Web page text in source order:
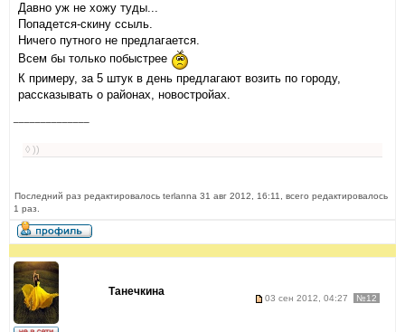
Давно уж не хожу туды...
Попадется-скину ссыль.
Ничего путного не предлагается.
Всем бы только побыстрее
К примеру, за 5 штук в день предлагают возить по городу,
рассказывать о районах, новостройах.
◊ ))
Последний раз редактировалось terlanna 31 авг 2012, 16:11, всего редактировалось
1 раз.
Танечкина
03 сен 2012, 04:27 №12